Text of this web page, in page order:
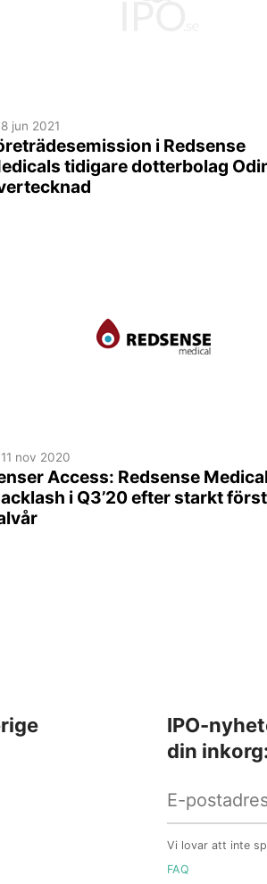
8 jun 2021
i Redsense
tidigare dotterbolag
11 nov 2020
Access: Redsense
i Q3’20 efter starkt
IPO-
din inkorg:
Vi lovar att inte
FAQ